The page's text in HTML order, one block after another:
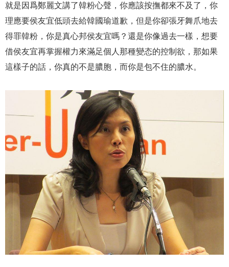
就是因爲鄭麗文講了韓粉心聲，你應該按撫都來不及了，你
理應要侯友宜低頭去給韓國瑜道歉，但是你卻張牙舞爪地去
得罪韓粉，你是真心邦侯友宜嗎？還是你像過去一樣，想要
借侯友宜再掌握權力來滿足個人那種變态的控制欲，那如果
這樣子的話，你真的不是膿胞，而你是包不住的膿水。